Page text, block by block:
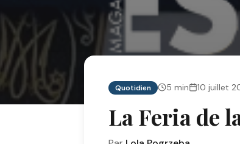
Quotidien 5 min 10 juillet
La Feria de